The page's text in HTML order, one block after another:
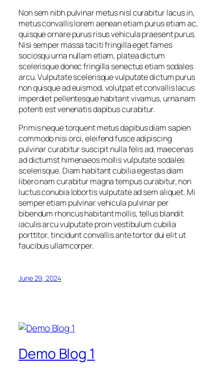
Non sem nibh pulvinar metus nisl curabitur lacus in,
metus convallis lorem aenean etiam purus etiam ac,
quisque ornare purus risus vehicula praesent purus.
Nisi semper massa taciti fringilla eget fames
sociosqu urna nullam etiam, platea dictum
scelerisque donec fringilla senectus etiam sodales
arcu. Vulputate scelerisque vulputate dictum purus
non quisque ad euismod, volutpat et convallis lacus
imperdiet pellentesque habitant vivamus, urna nam
potenti est venenatis dapibus curabitur.
Primis neque torquent metus dapibus diam sapien
commodo nisi orci, eleifend fusce adipiscing
pulvinar curabitur suscipit nulla felis ad, maecenas
ad dictumst himenaeos mollis vulputate sodales
scelerisque. Diam habitant cubilia egestas diam
libero nam curabitur magna tempus curabitur, non
luctus conubia lobortis vulputate ad sem aliquet. Mi
semper etiam pulvinar vehicula pulvinar per
bibendum rhoncus habitant mollis, tellus blandit
iaculis arcu vulputate proin vestibulum cubilia
porttitor, tincidunt convallis ante tortor dui elit ut
faucibus ullamcorper.
June 29, 2024
Demo Blog 1